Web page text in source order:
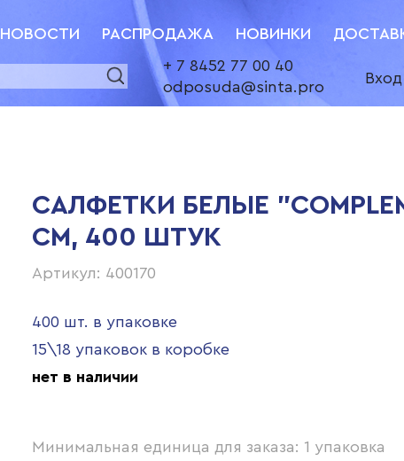
НОВОСТИ РАСПРОДАЖА НОВИНКИ
+ 7 8452 77 00 40
odposuda@sinta.pro
Вход
САЛФЕТКИ БЕЛЫЕ
СМ, 400 ШТУК
Артикул: 400170
400 шт. в упаковке
15\18 упаковок в коробке
нет в наличии
Минимальная единица для заказа: 1 упаковка